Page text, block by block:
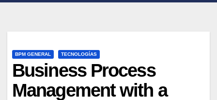
BPM GENERAL TECNOLOGÍAS
Business Process
Management with a